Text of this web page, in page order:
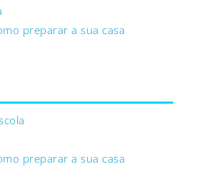
preparar a sua casa
preparar a sua casa